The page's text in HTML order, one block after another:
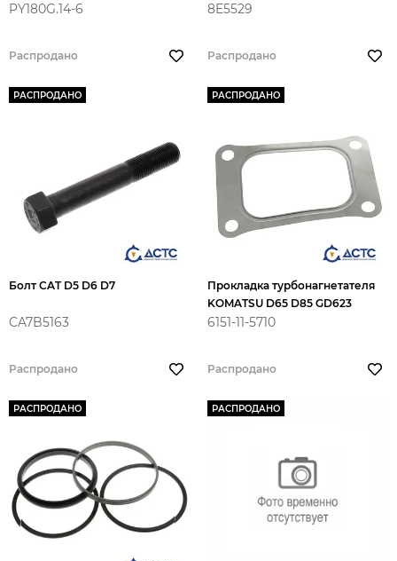
PY180G.14-6
Распродано
8E5529
Распродано
РАСПРОДАНО
Болт CAT D5 D6 D7
CA7B5163
Распродано
РАСПРОДАНО
Прокладка турбонагнетателя
KOMATSU D65 D85 GD623
6151-11-5710
Распродано
РАСПРОДАНО РАСПРОДАНО